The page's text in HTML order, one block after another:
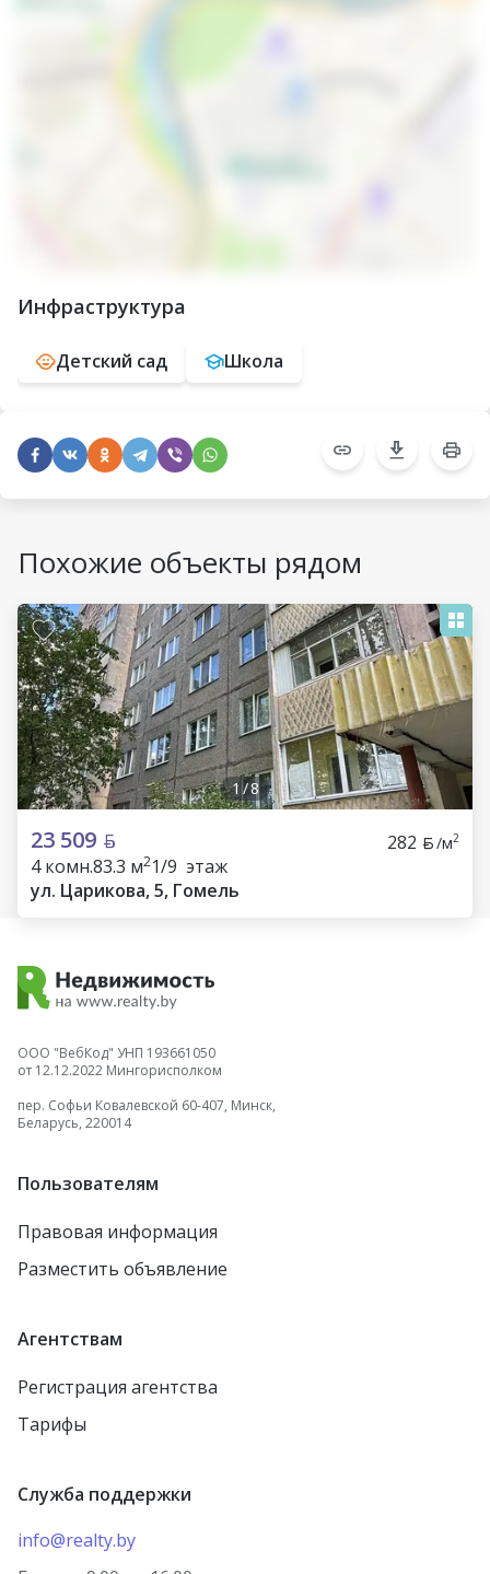
Инфраструктура
Детский сад Школа
Похожие объекты рядом
1 /8
23 509 282 /м2
4 комн.83.3 м21/9 этаж
ул. Царикова, 5, Гомель
ООО "ВебКод" УНП 193661050
от 12.12.2022 Мингорисполком
пер. Софьи Ковалевской 60-407, Минск,
Беларусь, 220014
Пользователям
Правовая информация
Разместить объявление
Агентствам
Регистрация агентства
Тарифы
Служба поддержки
info@realty.by